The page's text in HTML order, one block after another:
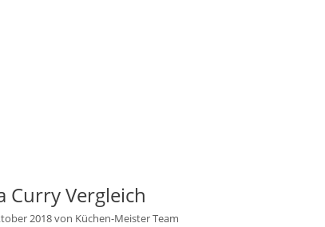
Curry Vergleich
2018von Küchen-Meister Team